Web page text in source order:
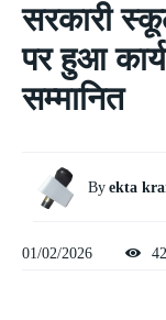
सरकारी
पर हुआ
सम्मानित
By ekta
01/02/2026